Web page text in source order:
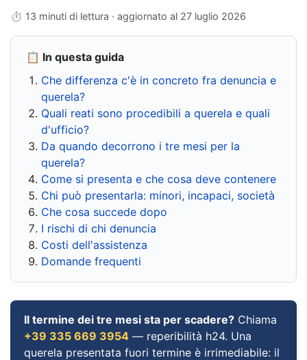
⏱ 13 minuti di lettura · aggiornato al 27 luglio 2026
📋 In questa guida
Che differenza c'è in concreto fra denuncia e
querela?
Quali reati sono procedibili a querela e quali
d'ufficio?
Da quando decorrono i tre mesi per la
querela?
Come si presenta e che cosa deve contenere
Chi può presentarla: minori, incapaci, società
Che cosa succede dopo
I rischi di chi denuncia
Costi dell'assistenza
Domande frequenti
Il termine dei tre mesi sta per scadere? Chiama
+39 335 669 3954 — reperibilità h24. Una
querela presentata fuori termine è irrimediabile: il